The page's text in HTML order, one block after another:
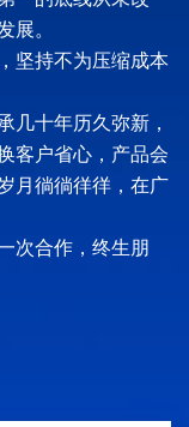
。
坚持不为压缩成本
几十年历久弥新，
客户省心，产品会
月徜徜徉徉，在广
次合作，终生朋